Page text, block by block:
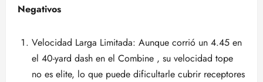
Negativos
Velocidad Larga Limitada: Aunque corrió un 4.45 en
el 40-yard dash en el Combine , su velocidad tope
no es elite, lo que puede dificultarle cubrir receptores